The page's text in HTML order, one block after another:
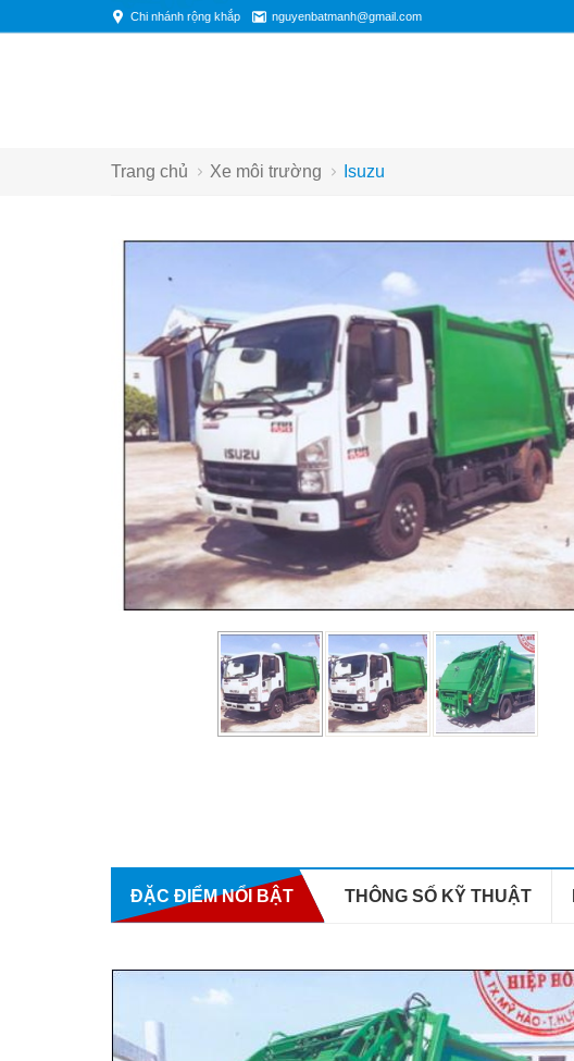
Chi nhánh rộng khắp nguyenbatmanh@gmail.com
Trang chủ Xe môi trường Isuzu
ĐẶC ĐIỂM NỔI BẬT THÔNG SỐ KỸ THUẬT